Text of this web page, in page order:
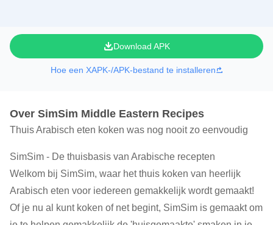
Download APK
Hoe een XAPK-/APK-bestand te installeren
Over SimSim Middle Eastern Recipes
Thuis Arabisch eten koken was nog nooit zo eenvoudig
SimSim - De thuisbasis van Arabische recepten
Welkom bij SimSim, waar het thuis koken van heerlijk
Arabisch eten voor iedereen gemakkelijk wordt gemaakt!
Of je nu al kunt koken of net begint, SimSim is gemaakt om